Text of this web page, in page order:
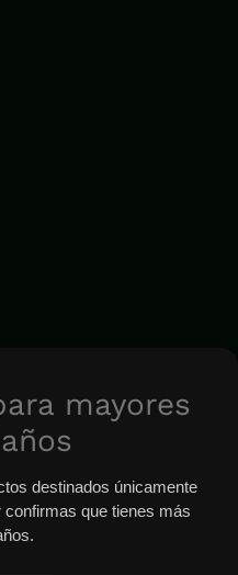
mayores
destinados únicamente
que tienes más